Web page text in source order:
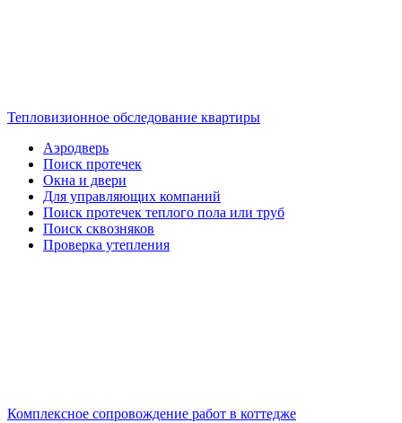
Тепловизионное обследование квартиры
Аэродверь
Поиск протечек
Окна и двери
Для управляющих компаний
Поиск протечек теплого пола или труб
Поиск сквозняков
Проверка утепления
Комплексное сопровождение работ в коттедже